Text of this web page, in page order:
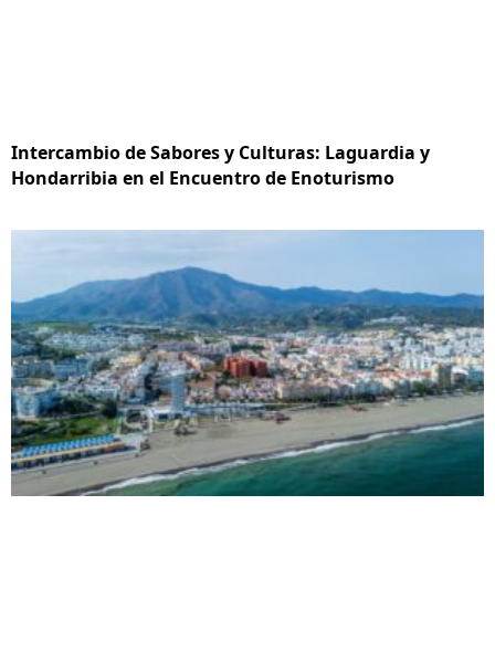
Intercambio de Sabores y Culturas: Laguardia y
Hondarribia en el Encuentro de Enoturismo